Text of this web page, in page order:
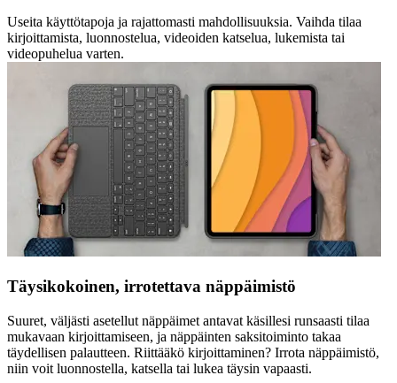
Useita käyttötapoja ja rajattomasti mahdollisuuksia. Vaihda tilaa
kirjoittamista, luonnostelua, videoiden katselua, lukemista tai
videopuhelua varten.
Täysikokoinen, irrotettava näppäimistö
Suuret, väljästi asetellut näppäimet antavat käsillesi runsaasti tilaa
mukavaan kirjoittamiseen, ja näppäinten saksitoiminto takaa
täydellisen palautteen. Riittääkö kirjoittaminen? Irrota näppäimistö,
niin voit luonnostella, katsella tai lukea täysin vapaasti.